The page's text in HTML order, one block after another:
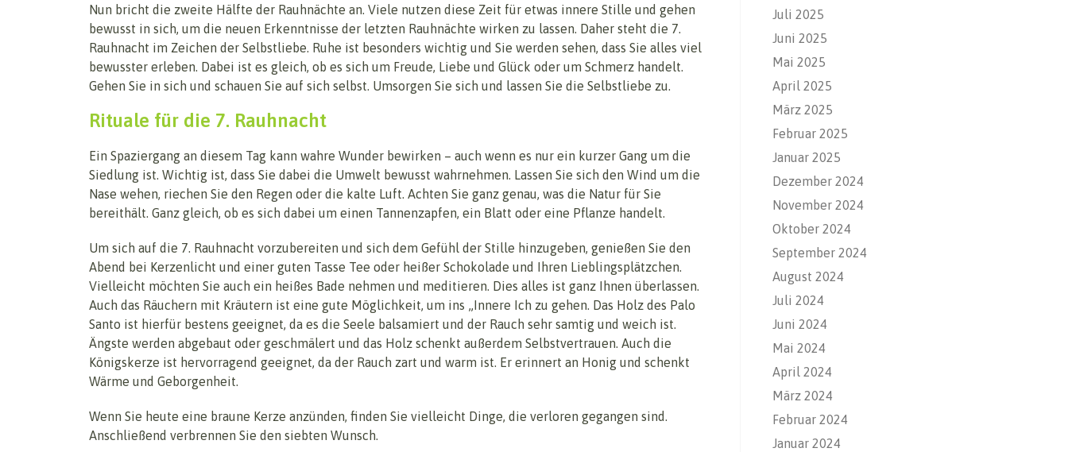
Nun bricht die zweite Hälfte der Rauhnächte an. Viele nutzen diese Zeit für etwas innere Stille und gehen
bewusst in sich, um die neuen Erkenntnisse der letzten Rauhnächte wirken zu lassen. Daher steht die 7.
Rauhnacht im Zeichen der Selbstliebe. Ruhe ist besonders wichtig und Sie werden sehen, dass Sie alles viel
bewusster erleben. Dabei ist es gleich, ob es sich um Freude, Liebe und Glück oder um Schmerz handelt.
Gehen Sie in sich und schauen Sie auf sich selbst. Umsorgen Sie sich und lassen Sie die Selbstliebe zu.
Rituale für die 7. Rauhnacht
Ein Spaziergang an diesem Tag kann wahre Wunder bewirken – auch wenn es nur ein kurzer Gang um die
Siedlung ist. Wichtig ist, dass Sie dabei die Umwelt bewusst wahrnehmen. Lassen Sie sich den Wind um die
Nase wehen, riechen Sie den Regen oder die kalte Luft. Achten Sie ganz genau, was die Natur für Sie
bereithält. Ganz gleich, ob es sich dabei um einen Tannenzapfen, ein Blatt oder eine Pflanze handelt.
Um sich auf die 7. Rauhnacht vorzubereiten und sich dem Gefühl der Stille hinzugeben, genießen Sie den
Abend bei Kerzenlicht und einer guten Tasse Tee oder heißer Schokolade und Ihren Lieblingsplätzchen.
Vielleicht möchten Sie auch ein heißes Bade nehmen und meditieren. Dies alles ist ganz Ihnen überlassen.
Auch das Räuchern mit Kräutern ist eine gute Möglichkeit, um ins „Innere Ich zu gehen. Das Holz des Palo
Santo ist hierfür bestens geeignet, da es die Seele balsamiert und der Rauch sehr samtig und weich ist.
Ängste werden abgebaut oder geschmälert und das Holz schenkt außerdem Selbstvertrauen. Auch die
Königskerze ist hervorragend geeignet, da der Rauch zart und warm ist. Er erinnert an Honig und schenkt
Wärme und Geborgenheit.
Wenn Sie heute eine braune Kerze anzünden, finden Sie vielleicht Dinge, die verloren gegangen sind.
Anschließend verbrennen Sie den siebten Wunsch.
Juli 2025
Juni 2025
Mai 2025
April 2025
März 2025
Februar 2025
Januar 2025
Dezember 2024
November 2024
Oktober 2024
September 2024
August 2024
Juli 2024
Juni 2024
Mai 2024
April 2024
März 2024
Februar 2024
Januar 2024